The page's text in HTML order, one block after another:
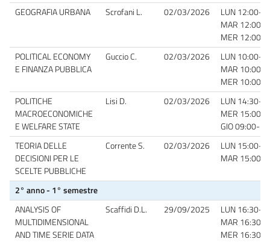
GEOGRAFIA URBANA Scrofani L. 02/03/2026
LUN 12:00-
MAR 12:00-
MER 12:00-
POLITICAL ECONOMY
E FINANZA PUBBLICA
Guccio C. 02/03/2026
LUN 10:00-
MAR 10:00-
MER 10:00-
POLITICHE
MACROECONOMICHE
E WELFARE STATE
Lisi D. 02/03/2026
LUN 14:30-
MER 15:00-
GIO 09:00-
TEORIA DELLE
DECISIONI PER LE
SCELTE PUBBLICHE
Corrente S. 02/03/2026
LUN 15:00-
MAR 15:00-
2° anno - 1° semestre
ANALYSIS OF
MULTIDIMENSIONAL
AND TIME SERIE DATA
Scaffidi D.L. 29/09/2025
LUN 16:30-
MAR 16:30-
MER 16:30-